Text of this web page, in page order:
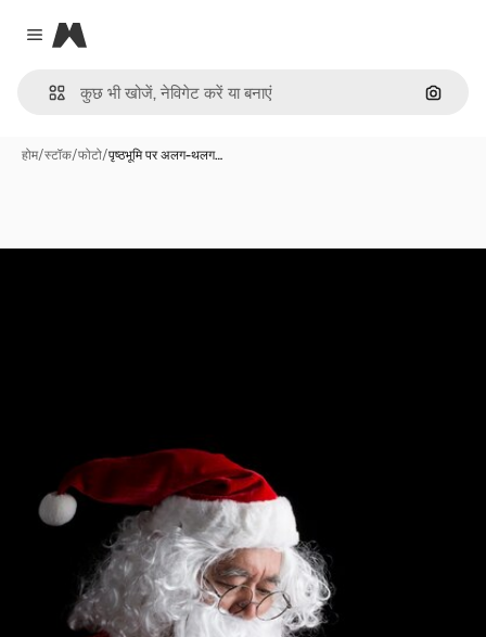
Close menu
Magnific
इमेज से
होम/स्टॉक/फोटो/पृष्ठभूमि पर अलग-थलग…